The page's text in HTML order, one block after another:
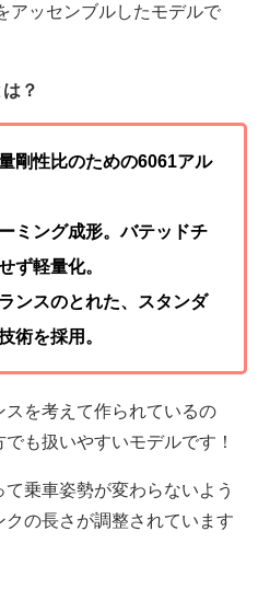
アッセンブルしたモデルで
？
剛性比のための6061アル
ミング成形。バテッドチ
ず軽量化。
ンスのとれた、スタンダ
術を採用。
を考えて作られているの
も扱いやすいモデルです！
乗車姿勢が変わらないよう
の長さが調整されています